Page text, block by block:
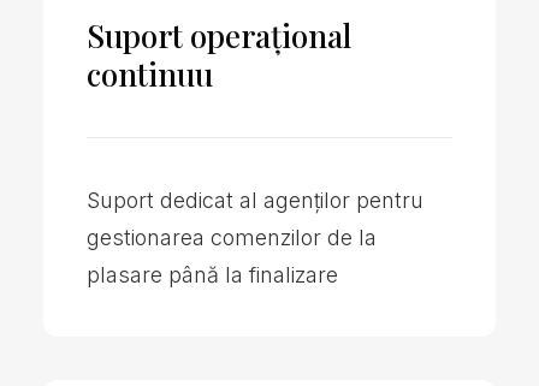
Suport operațional
continuu
Suport dedicat al agenților pentru
gestionarea comenzilor de la
plasare până la finalizare